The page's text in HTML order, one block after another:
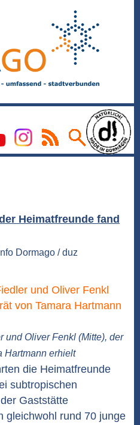
Heimatfreunde fand
Dormago / duz
und Oliver Fenkl (Mitte), der
Hartmann erhielt
die Heimatfreunde
subtropischen
Gaststätte
gleichwohl rund 70 junge